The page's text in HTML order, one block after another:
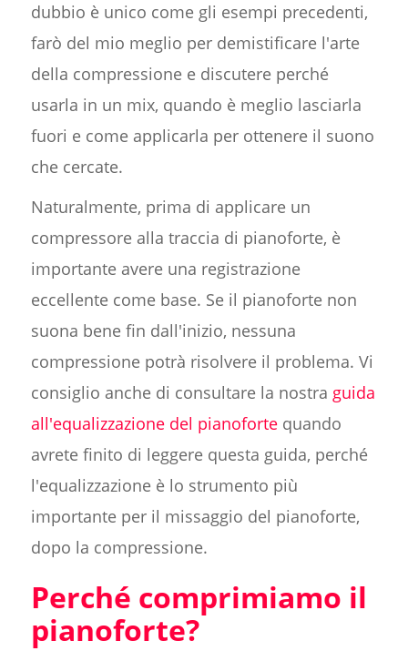
dubbio è unico come gli esempi precedenti,
farò del mio meglio per demistificare l'arte
della compressione e discutere perché
usarla in un mix, quando è meglio lasciarla
fuori e come applicarla per ottenere il suono
che cercate.
Naturalmente, prima di applicare un
compressore alla traccia di pianoforte, è
importante avere una registrazione
eccellente come base. Se il pianoforte non
suona bene fin dall'inizio, nessuna
compressione potrà risolvere il problema. Vi
consiglio anche di consultare la nostra guida
all'equalizzazione del pianofortequando
avrete finito di leggere questa guida, perché
l'equalizzazione è lo strumento più
importante per il missaggio del pianoforte,
dopo la compressione.
Perché comprimiamo il
pianoforte?